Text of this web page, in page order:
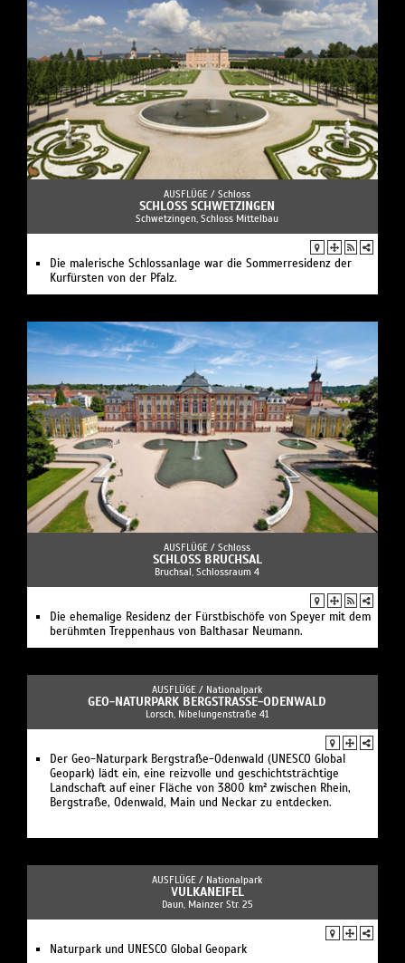
AUSFLÜGE / Schloss
SCHLOSS SCHWETZINGEN
Schwetzingen, Schloss Mittelbau
Die malerische Schlossanlage war die Sommerresidenz der
Kurfürsten von der Pfalz.
AUSFLÜGE / Schloss
SCHLOSS BRUCHSAL
Bruchsal, Schlossraum 4
Die ehemalige Residenz der Fürstbischöfe von Speyer mit dem
berühmten Treppenhaus von Balthasar Neumann.
AUSFLÜGE / Nationalpark
GEO-NATURPARK BERGSTRASSE-ODENWALD
Lorsch, Nibelungenstraße 41
Der Geo-Naturpark Bergstraße-Odenwald (UNESCO Global
Geopark) lädt ein, eine reizvolle und geschichtsträchtige
Landschaft auf einer Fläche von 3800 km² zwischen Rhein,
Bergstraße, Odenwald, Main und Neckar zu entdecken.
AUSFLÜGE / Nationalpark
VULKANEIFEL
Daun, Mainzer Str. 25
Naturpark und UNESCO Global Geopark